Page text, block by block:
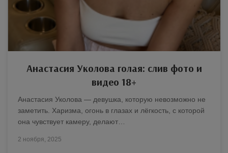
Анастасия Уколова голая: слив фото и
видео 18+
Анастасия Уколова — девушка, которую невозможно не
заметить. Харизма, огонь в глазах и лёгкость, с которой
она чувствует камеру, делают…
2 ноября, 2025